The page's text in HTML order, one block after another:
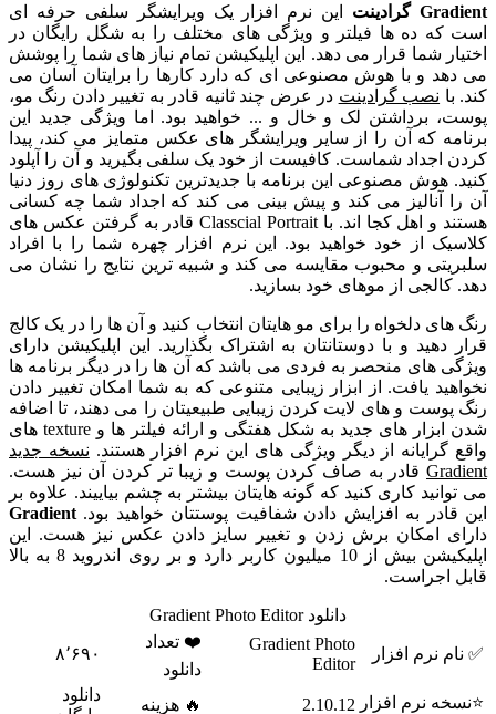
Gradient گرادینت این نرم افزار یک ویرایشگر سلفی حرفه ای
است که ده ها فیلتر و ویژگی های مختلف را به شگل رایگان در
اختیار شما قرار می دهد. این اپلیکیشن تمام نیاز های شما را پوشش
می دهد و با هوش مصنوعی ای که دارد کارها را برایتان آسان می
کند. با نصب گرادینت در عرض چند ثانیه قادر به تغییر دادن رنگ مو،
پوست، برداشتن لک و خال و ... خواهید بود. اما ویژگی جدید این
برنامه که آن را از سایر ویرایشگر های عکس متمایز می کند، پیدا
کردن اجداد شماست. کافیست از خود یک سلفی بگیرید و آن را آپلود
کنید. هوش مصنوعی این برنامه با جدیدترین تکنولوژی های روز دنیا
آن را آنالیز می کند و پیش بینی می کند که اجداد شما چه کسانی
هستند و اهل کجا اند. با Classcial Portrait قادر به گرفتن عکس های
کلاسیک از خود خواهید بود. این نرم افزار چهره شما را با افراد
سلبریتی و محبوب مقایسه می کند و شبیه ترین نتایج را نشان می
دهد. کالجی از موهای خود بسازید.
رنگ های دلخواه را برای مو هایتان انتخاب کنید و آن ها را در یک کالج
قرار دهید و با دوستانتان به اشتراک بگذارید. این اپلیکیشن دارای
ویژگی های منحصر به فردی می باشد که آن ها را در دیگر برنامه ها
نخواهید یافت. از ابزار زیبایی متنوعی که به شما امکان تغییر دادن
رنگ پوست و های لایت کردن زیبایی طبیعیتان را می دهند، تا اضافه
شدن ابزار های جدید به شکل هفتگی و ارائه فیلتر ها و texture های
واقع گرایانه از دیگر ویژگی های این نرم افزار هستند. نسخه جدید
Gradient قادر به صاف کردن پوست و زیبا تر کردن آن نیز هست.
می توانید کاری کنید که گونه هایتان بیشتر به چشم بیاییند. علاوه بر
این قادر به افزایش دادن شفافیت پوستتان خواهید بود. Gradient
دارای امکان برش زدن و تغییر سایز دادن عکس نیز هست. این
اپلیکیشن بیش از 10 میلیون کاربر دارد و بر روی اندروید 8 به بالا
قابل اجراست.
دانلود Gradient Photo Editor
✅ نام نرم افزار
Gradient Photo
Editor
❤️ تعداد
دانلود
۸٬۶۹۰
⭐نسخه نرم افزار 2.10.12 🔥 هزینه
دانلود